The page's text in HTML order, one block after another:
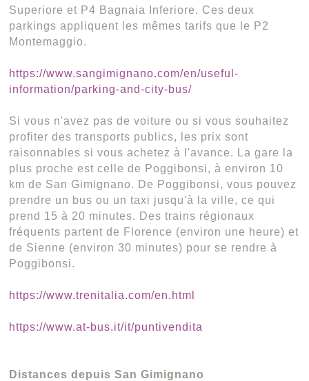
Superiore et P4 Bagnaia Inferiore. Ces deux
parkings appliquent les mêmes tarifs que le P2
Montemaggio.
https://www.sangimignano.com/en/useful-
information/parking-and-city-bus/
Si vous n'avez pas de voiture ou si vous souhaitez
profiter des transports publics, les prix sont
raisonnables si vous achetez à l'avance. La gare la
plus proche est celle de Poggibonsi, à environ 10
km de San Gimignano. De Poggibonsi, vous pouvez
prendre un bus ou un taxi jusqu'à la ville, ce qui
prend 15 à 20 minutes. Des trains régionaux
fréquents partent de Florence (environ une heure) et
de Sienne (environ 30 minutes) pour se rendre à
Poggibonsi.
https://www.trenitalia.com/en.html
https://www.at-bus.it/it/puntivendita
Distances depuis San Gimignano